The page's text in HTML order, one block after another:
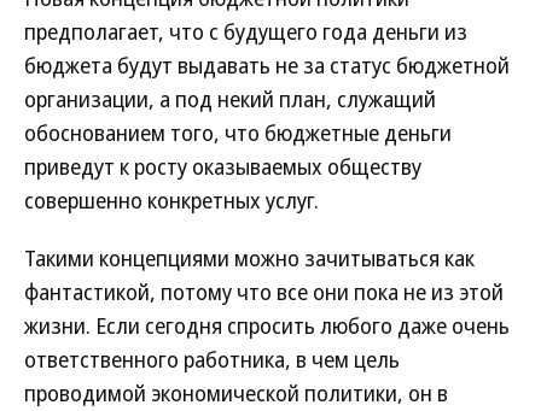
предполагает, что с будущего года деньги из
бюджета будут выдавать не за статус бюджетной
организации, а под некий план, служащий
обоснованием того, что бюджетные деньги
приведут к росту оказываемых обществу
совершенно конкретных услуг.
Такими концепциями можно зачитываться как
фантастикой, потому что все они пока не из этой
жизни. Если сегодня спросить любого даже очень
ответственного работника, в чем цель
проводимой экономической политики, он в